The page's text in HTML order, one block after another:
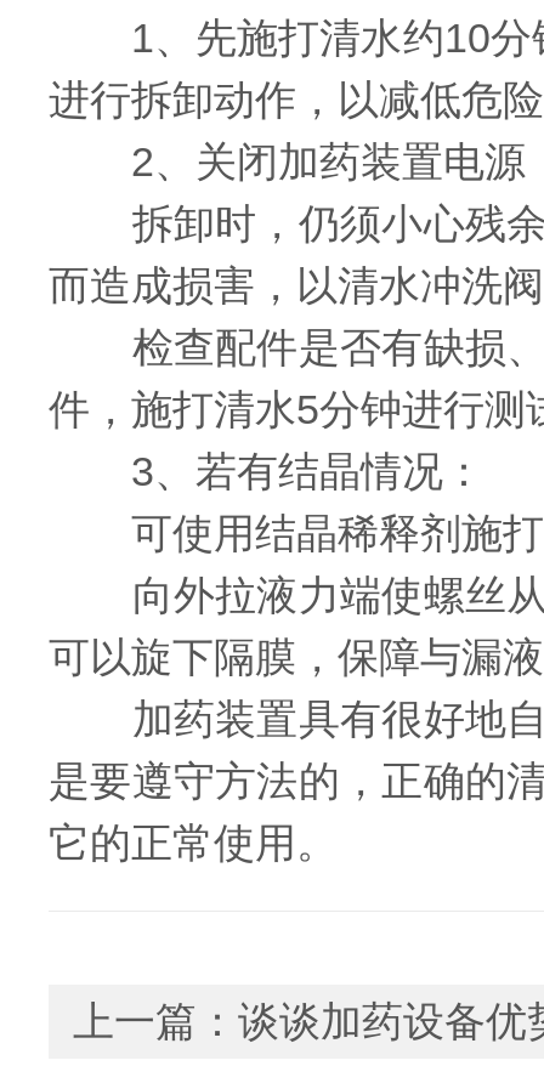
1、先施打清水约10分
进行拆卸动作，以减低危
2、关闭加药装置电源
拆卸时，仍须小心残余
而造成损害，以清水冲洗
检查配件是否有缺损、
件，施打清水5分钟进行测
3、若有结晶情况：
可使用结晶稀释剂施打
向外拉液力端使螺丝从
可以旋下隔膜，保障与漏
加药装置具有很好地自
是要遵守方法的，正确的
它的正常使用。
上一篇： 谈谈加药设备优